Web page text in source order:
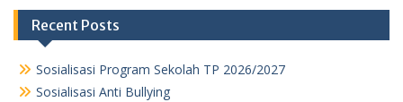
Recent Posts
Sosialisasi Program Sekolah TP 2026/2027
Sosialisasi Anti Bullying